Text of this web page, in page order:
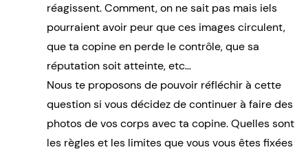
réagissent. Comment, on ne sait pas mais iels
pourraient avoir peur que ces images circulent,
que ta copine en perde le contrôle, que sa
réputation soit atteinte, etc…
Nous te proposons de pouvoir réfléchir à cette
question si vous décidez de continuer à faire des
photos de vos corps avec ta copine. Quelles sont
les règles et les limites que vous vous êtes fixées